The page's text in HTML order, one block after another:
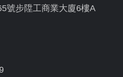
號步陞工商業大廈6樓A